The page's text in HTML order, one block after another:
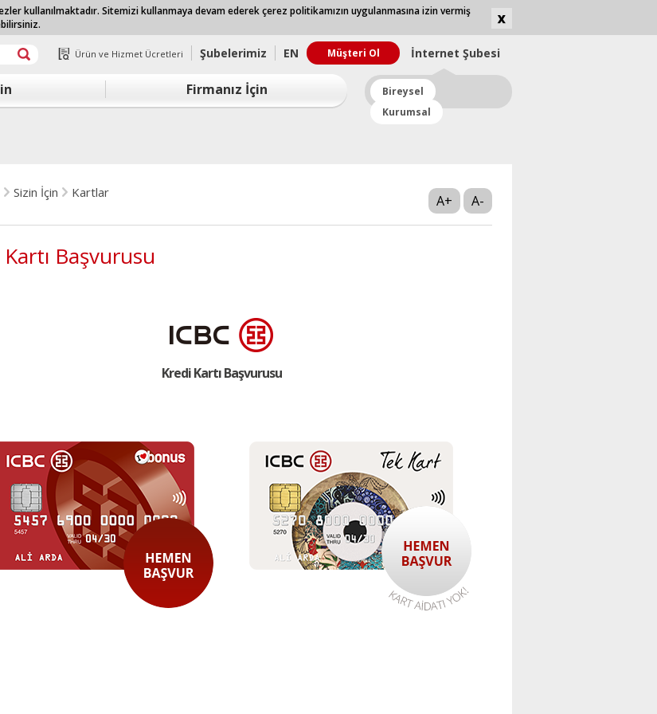
kullanılmaktadır. Sitemizi kullanmaya devam ederek çerez politikamızın uygulanmasına izin vermiş
Ürün ve Hizmet Ücretleri Şubelerimiz EN Müşteri Ol İnternet Şubesi
Firmanız İçin
Bireysel
Kurumsal
Sizin İçin Kartlar A+ A-
Başvurusu
Kredi Kartı Başvurusu